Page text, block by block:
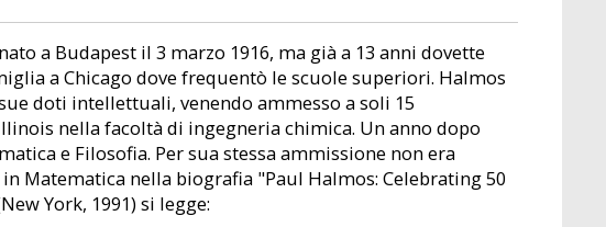
a Budapest il 3 marzo 1916, ma già a 13 anni dovette
a Chicago dove frequentò le scuole superiori. Halmos
doti intellettuali, venendo ammesso a soli 15
nella facoltà di ingegneria chimica. Un anno dopo
e Filosofia. Per sua stessa ammissione non era
Matematica nella biografia "Paul Halmos: Celebrating 50
York, 1991) si legge: